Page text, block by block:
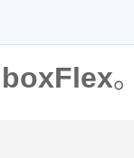
boxFlex